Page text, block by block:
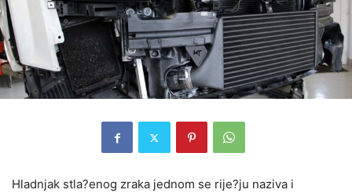
Hladnjak stla?enog zraka jednom se rije?ju naziva i